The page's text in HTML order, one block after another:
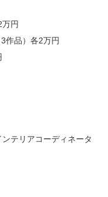
円
作品）各2万円
テリアコーディネータ